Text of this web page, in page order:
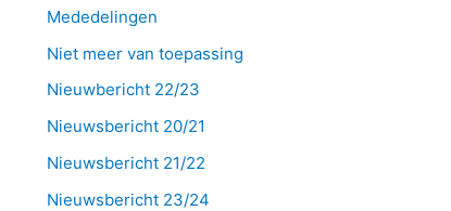
Mededelingen
Niet meer van toepassing
Nieuwbericht 22/23
Nieuwsbericht 20/21
Nieuwsbericht 21/22
Nieuwsbericht 23/24